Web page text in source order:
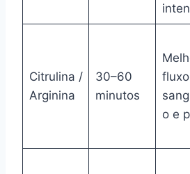
Citrulina /
Arginina
30–60
minutos
fluxo
o e